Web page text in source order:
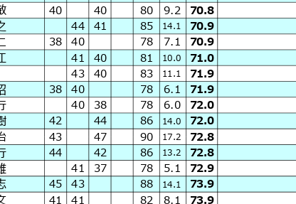
40 40 80 9.2 70.8
44 41 85 14.1 70.9
38 40 78 7.1 70.9
41 40 81 10.0 71.0
43 40 83 11.1 71.9
38 40 78 6.1 71.9
40 38 78 6.0 72.0
42 44 86 14.0 72.0
43 47 90 17.2 72.8
44 42 86 13.2 72.8
41 37 78 5.1 72.9
45 43 88 14.1 73.9
41 41 82 8.1 73.9